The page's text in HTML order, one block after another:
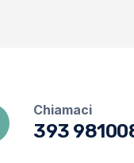
Chiamaci
393